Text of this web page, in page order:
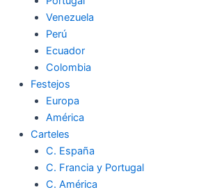
Venezuela
Perú
Ecuador
Colombia
Festejos
Europa
América
Carteles
C. España
C. Francia y Portugal
C. América